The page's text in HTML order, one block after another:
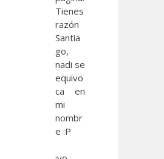
Tienes
razón
Santia
go,
nadi se
equivo
ca en
mi
nombr
e :P